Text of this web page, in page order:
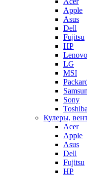
Apple
Asus
Dell
Fujitsu
HP
Lenovo
LG
MSI
Sony
Toshiba
Кулеры,
Acer
Apple
Asus
Dell
Fujitsu
HP